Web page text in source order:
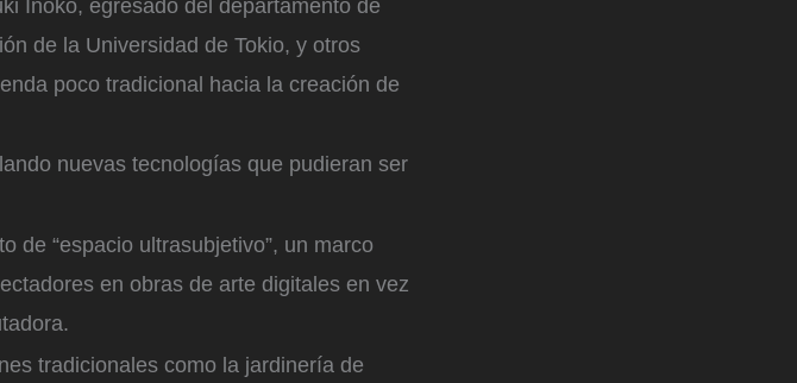
Inoko, egresado del departamento de
de la Universidad de Tokio, y otros
poco tradicional hacia la creación de
nuevas tecnologías que pudieran ser
de “espacio ultrasubjetivo”, un marco
en obras de arte digitales en vez
tradicionales como la jardinería de